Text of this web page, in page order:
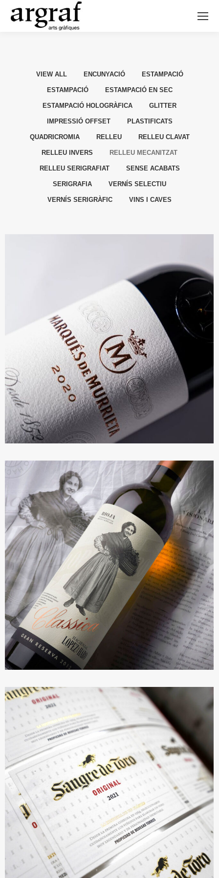
VIEW ALL ENCUNYACIÓ ESTAMPACIÓ
ESTAMPACIÓ ESTAMPACIÓ EN SEC
ESTAMPACIÓ HOLOGRÀFICA GLITTER
IMPRESSIÓ OFFSET PLASTIFICATS
QUADRICROMIA RELLEU RELLEU CLAVAT
RELLEU INVERS RELLEU MECANITZAT
RELLEU SERIGRAFIAT SENSE ACABATS
SERIGRAFIA VERNÍS SELECTIU
VERNÍS SERIGRÀFIC VINS I CAVES